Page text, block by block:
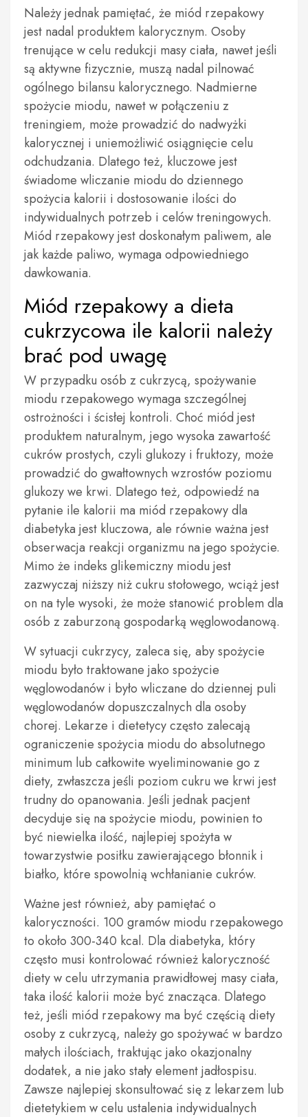
Należy jednak pamiętać, że miód rzepakowy
jest nadal produktem kalorycznym. Osoby
trenujące w celu redukcji masy ciała, nawet jeśli
są aktywne fizycznie, muszą nadal pilnować
ogólnego bilansu kalorycznego. Nadmierne
spożycie miodu, nawet w połączeniu z
treningiem, może prowadzić do nadwyżki
kalorycznej i uniemożliwić osiągnięcie celu
odchudzania. Dlatego też, kluczowe jest
świadome wliczanie miodu do dziennego
spożycia kalorii i dostosowanie ilości do
indywidualnych potrzeb i celów treningowych.
Miód rzepakowy jest doskonałym paliwem, ale
jak każde paliwo, wymaga odpowiedniego
dawkowania.
Miód rzepakowy a dieta
cukrzycowa ile kalorii należy
brać pod uwagę
W przypadku osób z cukrzycą, spożywanie
miodu rzepakowego wymaga szczególnej
ostrożności i ścisłej kontroli. Choć miód jest
produktem naturalnym, jego wysoka zawartość
cukrów prostych, czyli glukozy i fruktozy, może
prowadzić do gwałtownych wzrostów poziomu
glukozy we krwi. Dlatego też, odpowiedź na
pytanie ile kalorii ma miód rzepakowy dla
diabetyka jest kluczowa, ale równie ważna jest
obserwacja reakcji organizmu na jego spożycie.
Mimo że indeks glikemiczny miodu jest
zazwyczaj niższy niż cukru stołowego, wciąż jest
on na tyle wysoki, że może stanowić problem dla
osób z zaburzoną gospodarką węglowodanową.
W sytuacji cukrzycy, zaleca się, aby spożycie
miodu było traktowane jako spożycie
węglowodanów i było wliczane do dziennej puli
węglowodanów dopuszczalnych dla osoby
chorej. Lekarze i dietetycy często zalecają
ograniczenie spożycia miodu do absolutnego
minimum lub całkowite wyeliminowanie go z
diety, zwłaszcza jeśli poziom cukru we krwi jest
trudny do opanowania. Jeśli jednak pacjent
decyduje się na spożycie miodu, powinien to
być niewielka ilość, najlepiej spożyta w
towarzystwie posiłku zawierającego błonnik i
białko, które spowolnią wchłanianie cukrów.
Ważne jest również, aby pamiętać o
kaloryczności. 100 gramów miodu rzepakowego
to około 300-340 kcal. Dla diabetyka, który
często musi kontrolować również kaloryczność
diety w celu utrzymania prawidłowej masy ciała,
taka ilość kalorii może być znacząca. Dlatego
też, jeśli miód rzepakowy ma być częścią diety
osoby z cukrzycą, należy go spożywać w bardzo
małych ilościach, traktując jako okazjonalny
dodatek, a nie jako stały element jadłospisu.
Zawsze najlepiej skonsultować się z lekarzem lub
dietetykiem w celu ustalenia indywidualnych